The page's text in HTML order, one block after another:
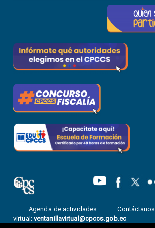
Agenda de actividades Contáctanos
virtual : ventanillavirtual@cpccs.gob.ec